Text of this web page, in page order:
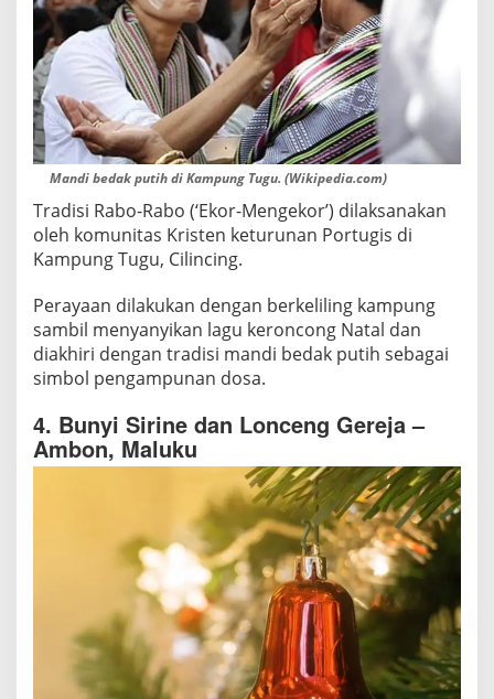
Mandi bedak putih di Kampung Tugu. (Wikipedia.com)
Tradisi Rabo-Rabo (‘Ekor-Mengekor’) dilaksanakan
oleh komunitas Kristen keturunan Portugis di
Kampung Tugu, Cilincing.
Perayaan dilakukan dengan berkeliling kampung
sambil menyanyikan lagu keroncong Natal dan
diakhiri dengan tradisi mandi bedak putih sebagai
simbol pengampunan dosa.
4. Bunyi Sirine dan Lonceng Gereja –
Ambon, Maluku